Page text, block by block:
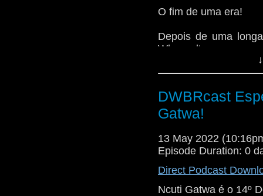
O fim de uma era!
Depois de uma
Who volta com a
protagonista da série!
Em sua aventura
Cybermen!
UNIT com Kate
aparecendo, tem
deixa a gente
que teve, vai deixar
DWBRcast
Gatwa!
13 May 2022
Episode Duration: 0
Direct Podcast
Ncuti Gatwa é o 14º